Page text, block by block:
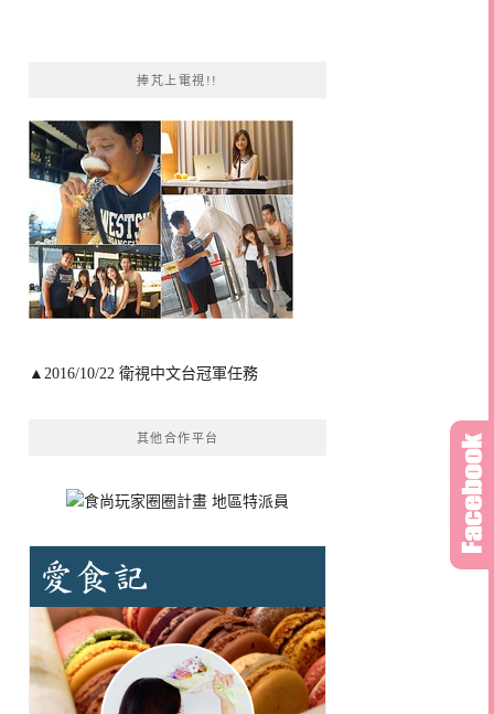
捧芃上電視!!
▲2016/10/22 衛視中文台冠軍任務
其他合作平台